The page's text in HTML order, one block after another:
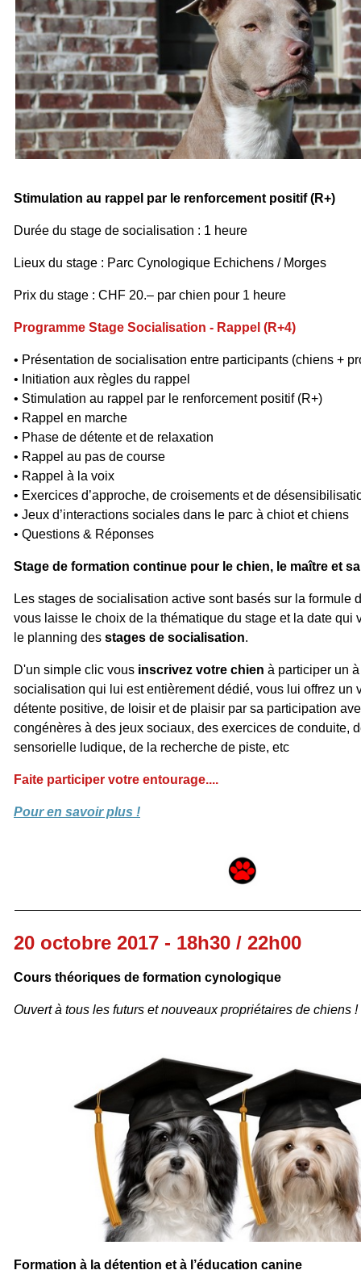
Stimulation au rappel par le renforcement positif (R+)
Durée du stage de socialisation : 1 heure
Lieux du stage : Parc Cynologique Echichens / Morges
Prix du stage : CHF 20.– par chien pour 1 heure
Programme Stage Socialisation - Rappel (R+4)
• Présentation de socialisation entre participants (chiens +
• Initiation aux règles du rappel
• Stimulation au rappel par le renforcement positif (R+)
• Rappel en marche
• Phase de détente et de relaxation
• Rappel au pas de course
• Rappel à la voix
• Exercices d’approche, de croisements et de
• Jeux d’interactions sociales dans le parc à chiot et chiens
• Questions & Réponses
Stage de formation continue pour le chien, le maître et
Les stages de socialisation active sont basés sur la formule
vous laisse le choix de la thématique du stage et la date qui
le planning des stages de socialisation.
D'un simple clic vous inscrivez votre chien à participer un
socialisation qui lui est entièrement dédié, vous lui offrez un
détente positive, de loisir et de plaisir par sa participation
congénères à des jeux sociaux, des exercices de conduite,
sensorielle ludique, de la recherche de piste, etc
Faite participer votre entourage....
Pour en savoir plus !
20 octobre 2017 - 18h30 / 22h00
Cours théoriques de formation cynologique
Ouvert à tous les futurs et nouveaux propriétaires de chiens !
Formation à la détention et à l’éducation canine